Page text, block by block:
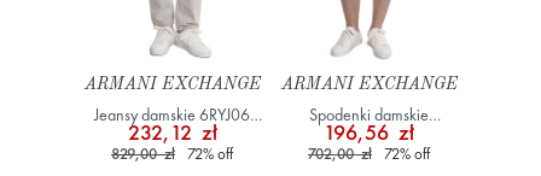
ARMANI EXCHANGE
Jeansy damskie 6RYJ06
Y13EZ Szary/Srebrny
232,12 zł
829,00 zł 72%off
ARMANI EXCHANGE
Spodenki damskie
XW000133 AF12866
Niebieski
196,56 zł
702,00 zł 72%off